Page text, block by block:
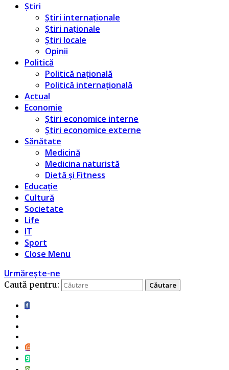
Știri
Știri internaționale
Știri naționale
Știri locale
Opinii
Politică
Politică națională
Politică internațională
Actual
Economie
Știri economice interne
Știri economice externe
Sănătate
Medicină
Medicina naturistă
Dietă și Fitness
Educație
Cultură
Societate
Life
IT
Sport
Close Menu
Urmărește-ne
Caută pentru: